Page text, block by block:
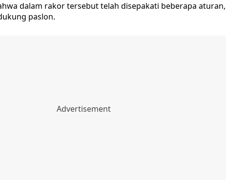
dalam rakor tersebut telah disepakati beberapa
paslon.